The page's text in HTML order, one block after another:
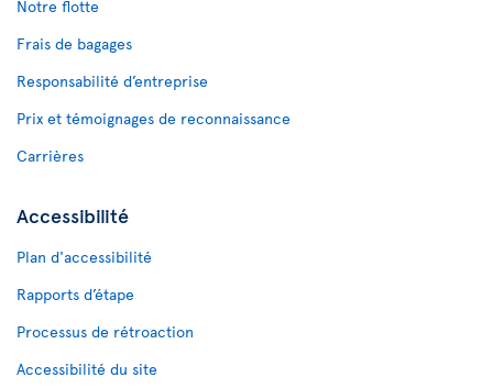
Notre flotte
Frais de bagages
Responsabilité d’entreprise
Prix et témoignages de reconnaissance
Carrières
Accessibilité
Plan d'accessibilité
Rapports d’étape
Processus de rétroaction
Accessibilité du site